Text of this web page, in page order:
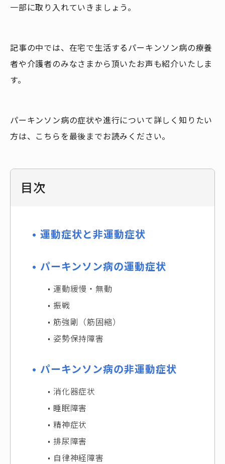
一部に取り入れていきましょう。
記事の中では、在宅で生活するパーキンソン病の療養
者や介護者のみなさまから頂いたお声も紹介いたしま
す。
パーキンソン病の症状や進行について詳しく知りたい
方は、こちらを最後までお読みください。
目次
運動症状と非運動症状
パーキンソン病の運動症状
運動緩慢・無動
振戦
筋強剛（筋固縮）
姿勢保持障害
パーキンソン病の非運動症状
消化器症状
睡眠障害
精神症状
排尿障害
自律神経障害